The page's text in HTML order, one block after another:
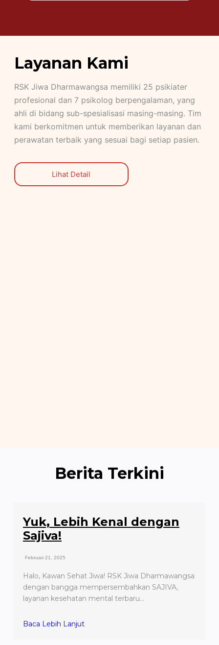
Layanan Kami
RSK Jiwa Dharmawangsa memiliki 25 psikiater
profesional dan 7 psikolog berpengalaman, yang
ahli di bidang sub-spesialisasi masing-masing. Tim
kami berkomitmen untuk memberikan layanan dan
perawatan terbaik yang sesuai bagi setiap pasien.
Lihat Detail
Berita Terkini
Yuk, Lebih Kenal dengan
Sajiva!
Februari 21, 2025
Halo, Kawan Sehat Jiwa! RSK Jiwa Dharmawangsa
dengan bangga mempersembahkan SAJIVA,
layanan kesehatan mental terbaru…
Baca Lebih Lanjut